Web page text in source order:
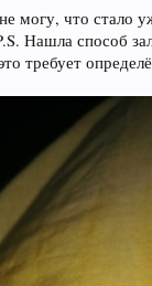
могу, что стало
Нашла способ
требует